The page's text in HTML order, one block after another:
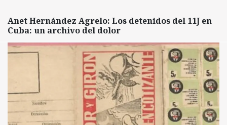
Anet Hernández Agrelo: Los detenidos del 11J en
Cuba: un archivo del dolor